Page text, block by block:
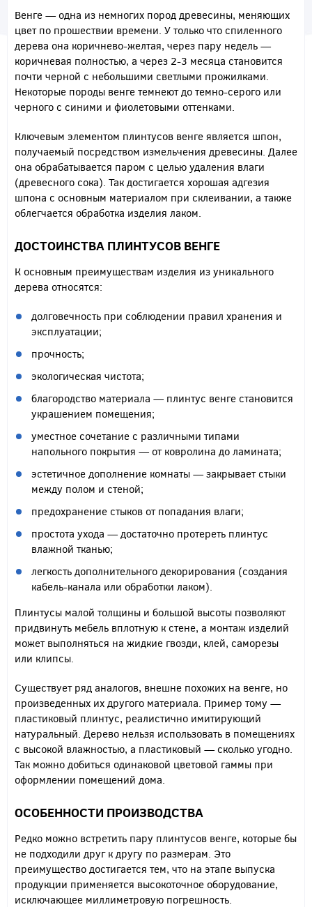
Венге — одна из немногих пород древесины, меняющих
цвет по прошествии времени. У только что спиленного
дерева она коричнево-желтая, через пару недель —
коричневая полностью, а через 2-3 месяца становится
почти черной с небольшими светлыми прожилками.
Некоторые породы венге темнеют до темно-серого или
черного с синими и фиолетовыми оттенками.
Ключевым элементом плинтусов венге является шпон,
получаемый посредством измельчения древесины. Далее
она обрабатывается паром с целью удаления влаги
(древесного сока). Так достигается хорошая адгезия
шпона с основным материалом при склеивании, а также
облегчается обработка изделия лаком.
ДОСТОИНСТВА ПЛИНТУСОВ ВЕНГЕ
К основным преимуществам изделия из уникального
дерева относятся:
долговечность при соблюдении правил хранения и
эксплуатации;
прочность;
экологическая чистота;
благородство материала — плинтус венге становится
украшением помещения;
уместное сочетание с различными типами
напольного покрытия — от ковролина до ламината;
эстетичное дополнение комнаты — закрывает стыки
между полом и стеной;
предохранение стыков от попадания влаги;
простота ухода — достаточно протереть плинтус
влажной тканью;
легкость дополнительного декорирования (создания
кабель-канала или обработки лаком).
Плинтусы малой толщины и большой высоты позволяют
придвинуть мебель вплотную к стене, а монтаж изделий
может выполняться на жидкие гвозди, клей, саморезы
или клипсы.
Существует ряд аналогов, внешне похожих на венге, но
произведенных их другого материала. Пример тому —
пластиковый плинтус, реалистично имитирующий
натуральный. Дерево нельзя использовать в помещениях
с высокой влажностью, а пластиковый — сколько угодно.
Так можно добиться одинаковой цветовой гаммы при
оформлении помещений дома.
ОСОБЕННОСТИ ПРОИЗВОДСТВА
Редко можно встретить пару плинтусов венге, которые бы
не подходили друг к другу по размерам. Это
преимущество достигается тем, что на этапе выпуска
продукции применяется высокоточное оборудование,
исключающее миллиметровую погрешность.